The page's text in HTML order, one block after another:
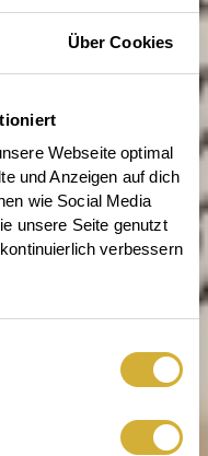
Über Cookies
Webseite optimal
und Anzeigen auf dich
wie Social Media
unsere Seite genutzt
verbessern